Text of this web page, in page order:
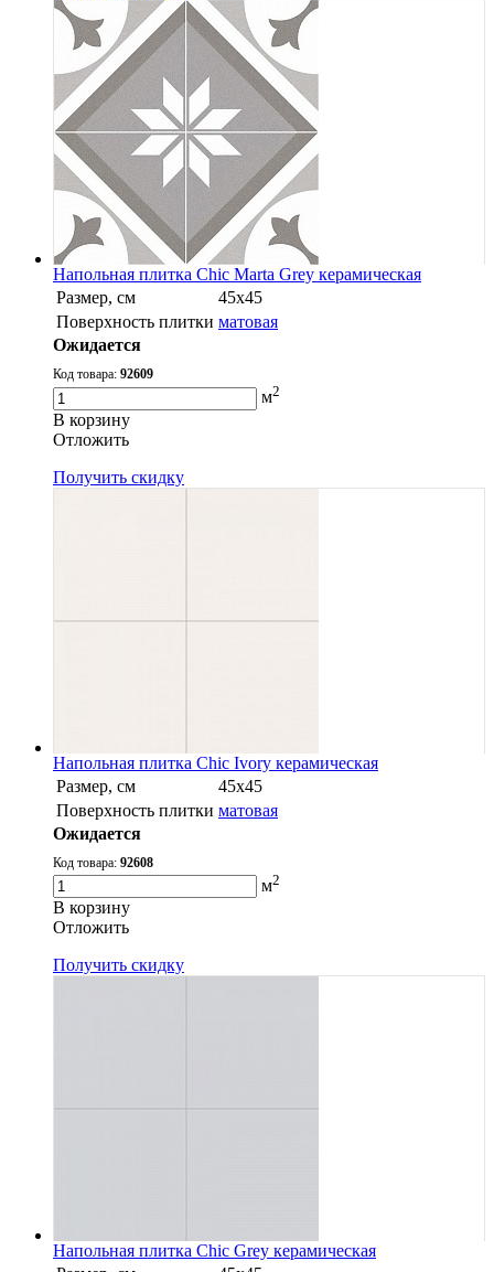
Напольная плитка Chic Marta Grey керамическая
Размер, см
45x45
Поверхность плитки матовая
Ожидается
Код товара: 92609
м2
В корзину
Oтложить
Получить скидку
Напольная плитка Chic Ivory керамическая
Размер, см
45x45
Поверхность плитки матовая
Ожидается
Код товара: 92608
м2
В корзину
Oтложить
Получить скидку
Напольная плитка Chic Grey керамическая